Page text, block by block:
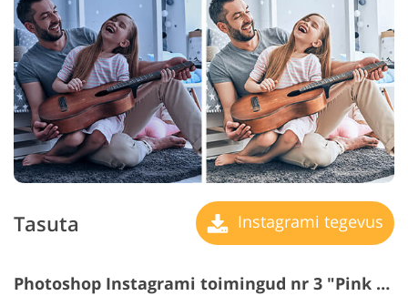
Tasuta Instagrami tegevus
Photoshop Instagrami toimingud nr 3 "Pink Shadow"